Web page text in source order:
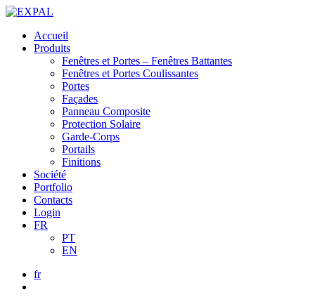
Accueil
Produits
Fenêtres et Portes – Fenêtres Battantes
Fenêtres et Portes Coulissantes
Portes
Façades
Panneau Composite
Protection Solaire
Garde-Corps
Portails
Finitions
Société
Portfolio
Contacts
Login
FR
PT
EN
fr